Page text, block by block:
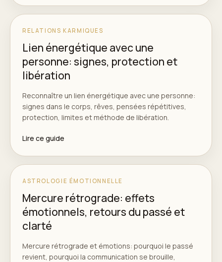
RELATIONS KARMIQUES
Lien énergétique avec une
personne: signes, protection et
libération
Reconnaître un lien énergétique avec une personne:
signes dans le corps, rêves, pensées répétitives,
protection, limites et méthode de libération.
Lire ce guide
ASTROLOGIE ÉMOTIONNELLE
Mercure rétrograde: effets
émotionnels, retours du passé et
clarté
Mercure rétrograde et émotions: pourquoi le passé
revient, pourquoi la communication se brouille,